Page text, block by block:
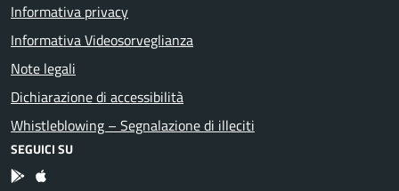
Informativa privacy
Informativa Videosorveglianza
Note legali
Dichiarazione di accessibilità
Whistleblowing – Segnalazione di illeciti
SEGUICI SU
App Android
App IOS